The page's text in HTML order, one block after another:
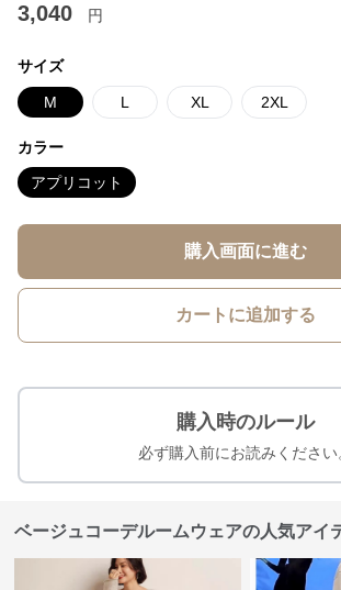
3,040 円
サイズ
M L XL 2XL
カラー
アプリコット
購入画面に進む
カートに追加する
購入時のルール
必ず購入前にお読みください
ベージュコーデルームウェアの人気アイ